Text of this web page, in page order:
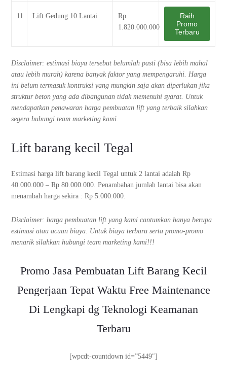
11 Lift Gedung 10 Lantai
Rp.
1.820.000.000
Raih
Promo
Terbaru
Disclaimer: estimasi biaya tersebut belumlah pasti (bisa lebih mahal
atau lebih murah) karena banyak faktor yang mempengaruhi. Harga
ini belum termasuk kontruksi yang mungkin saja akan diperlukan jika
struktur beton yang ada dibangunan tidak memenuhi syarat. Untuk
mendapatkan penawaran harga pembuatan lift yang terbaik silahkan
segera hubungi team marketing kami.
Lift barang kecil Tegal
Estimasi harga lift barang kecil Tegal untuk 2 lantai adalah Rp
40.000.000 – Rp 80.000.000. Penambahan jumlah lantai bisa akan
menambah harga sekira : Rp 5.000.000.
Disclaimer: harga pembuatan lift yang kami cantumkan hanya berupa
estimasi atau acuan biaya. Untuk biaya terbaru serta promo-promo
menarik silahkan hubungi team marketing kami!!!
Promo Jasa Pembuatan Lift Barang Kecil
Pengerjaan Tepat Waktu Free Maintenance
Di Lengkapi dg Teknologi Keamanan
Terbaru
[wpcdt-countdown id=”5449″]